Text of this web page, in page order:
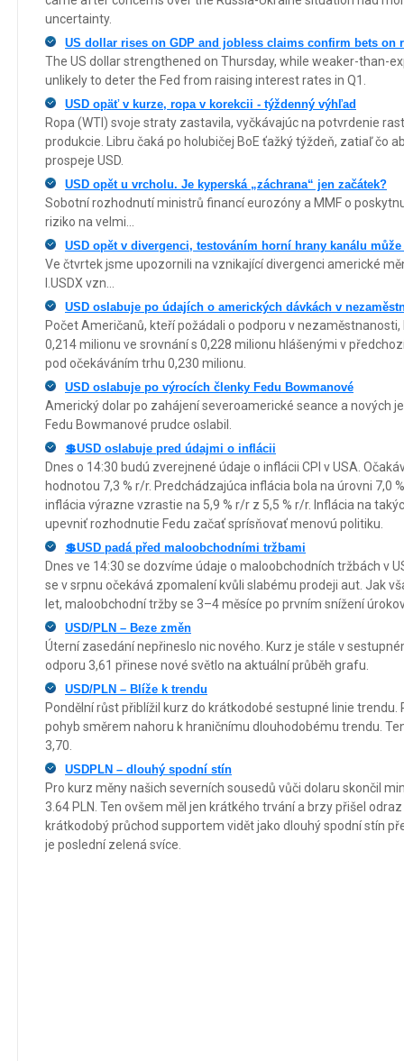
uncertainty.
US dollar rises on GDP and jobless claims confirm bets on
The US dollar strengthened on Thursday, while weaker-than-
unlikely to deter the Fed from raising interest rates in Q1.
USD opäť v kurze, ropa v korekcii - týždenný výhľad
Ropa (WTI) svoje straty zastavila, vyčkávajúc na potvrdenie
produkcie. Libru čaká po holubičej BoE ťažký týždeň, zatiaľ čo
prospeje USD.
USD opět u vrcholu. Je kyperská „záchrana“ jen začátek?
Sobotní rozhodnutí ministrů financí eurozóny a MMF o
riziko na velmi...
USD opět v divergenci, testováním horní hrany kanálu
Ve čtvrtek jsme upozornili na vznikající divergenci americké
I.USDX vzn...
USD oslabuje po údajích o amerických dávkách v
Počet Američanů, kteří požádali o podporu v
0,214 milionu ve srovnání s 0,228 milionu hlášenými v
pod očekáváním trhu 0,230 milionu.
USD oslabuje po výrocích členky Fedu Bowmanové
Americký dolar po zahájení severoamerické seance a nových
Fedu Bowmanové prudce oslabil.
💲USD oslabuje pred údajmi o inflácii
Dnes o 14:30 budú zverejnené údaje o inflácii CPI v USA.
hodnotou 7,3 % r/r. Predchádzajúca inflácia bola na úrovni 7,0
inflácia výrazne vzrastie na 5,9 % r/r z 5,5 % r/r. Inflácia na
upevniť rozhodnutie Fedu začať sprísňovať menovú politiku.
💲USD padá před maloobchodními tržbami
Dnes ve 14:30 se dozvíme údaje o maloobchodních tržbách v
se v srpnu očekává zpomalení kvůli slabému prodeji aut. Jak
let, maloobchodní tržby se 3–4 měsíce po prvním snížení
USD/PLN – Beze změn
Úterní zasedání nepřineslo nic nového. Kurz je stále v
odporu 3,61 přinese nové světlo na aktuální průběh grafu.
USD/PLN – Blíže k trendu
Pondělní růst přiblížil kurz do krátkodobé sestupné linie
pohyb směrem nahoru k hraničnímu dlouhodobému trendu.
3,70.
USDPLN – dlouhý spodní stín
Pro kurz měny našich severních sousedů vůči dolaru skončil
3.64 PLN. Ten ovšem měl jen krátkého trvání a brzy přišel
krátkodobý průchod supportem vidět jako dlouhý spodní stín
je poslední zelená svíce.